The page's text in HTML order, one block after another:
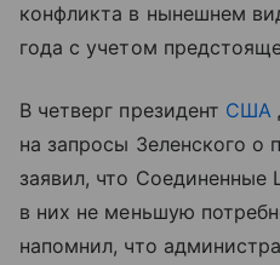
конфликта в нынешнем
года с учетом
В четверг президент США
на запросы Зеленского о
заявил, что
в них не меньшую
напомнил, что